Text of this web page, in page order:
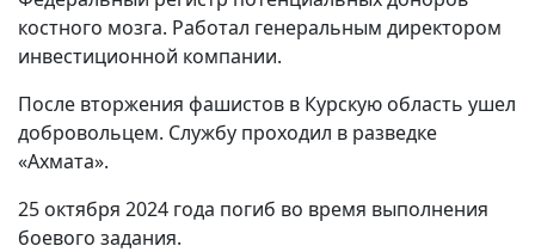
костного мозга. Работал генеральным директором
инвестиционной компании.
После вторжения фашистов в Курскую область ушел
добровольцем. Службу проходил в разведке
«Ахмата».
25 октября 2024 года погиб во время выполнения
боевого задания.